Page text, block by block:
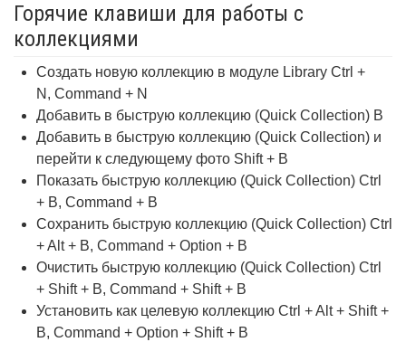
Горячие клавиши для работы с
коллекциями
Создать новую коллекцию в модуле Library Ctrl +
N, Command + N
Добавить в быструю коллекцию (Quick Collection) B
Добавить в быструю коллекцию (Quick Collection) и
перейти к следующему фото Shift + B
Показать быструю коллекцию (Quick Collection) Ctrl
+ B, Command + B
Сохранить быструю коллекцию (Quick Collection) Ctrl
+ Alt + B, Command + Option + B
Очистить быструю коллекцию (Quick Collection) Ctrl
+ Shift + B, Command + Shift + B
Установить как целевую коллекцию Ctrl + Alt + Shift +
B, Command + Option + Shift + B